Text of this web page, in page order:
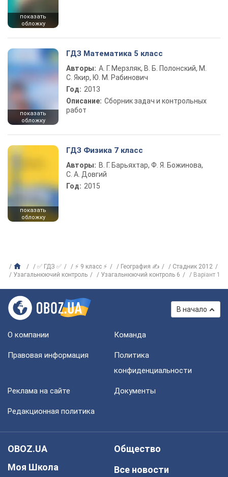
показать
обложку
показать
обложку
ГДЗ Математика 5 класс
Авторы: А. Г. Мерзляк, В. Б. Полонский, М.
С. Якир, Ю. М. Рабинович
Год: 2013
Описание: Сборник задач и контрольных
работ
показать
обложку
ГДЗ Физика 7 класс
Авторы: В. Г. Барьяхтар, Ф. Я. Божинова,
С. А. Довгий
Год: 2015
✅ ГДЗ ✅ ⚡ 9 класс ⚡ География ✍
Стадник 2012
Узагальнюючий контроль
Узагальнюючий контроль 6 Варіант 1
В начало
О компании Команда
Правовая информация
Политика
конфиденциальности
Реклама на сайте Документы
Редакционная политика
OBOZ.UA
Моя Школа
Общество
Все новости